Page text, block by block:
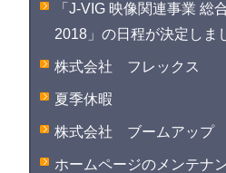
「J-VIG 映像関連事業 総
2018」の日程が決定しま
株式会社 フレックス
夏季休暇
株式会社 ブームアップ
ホームページのメンテナ